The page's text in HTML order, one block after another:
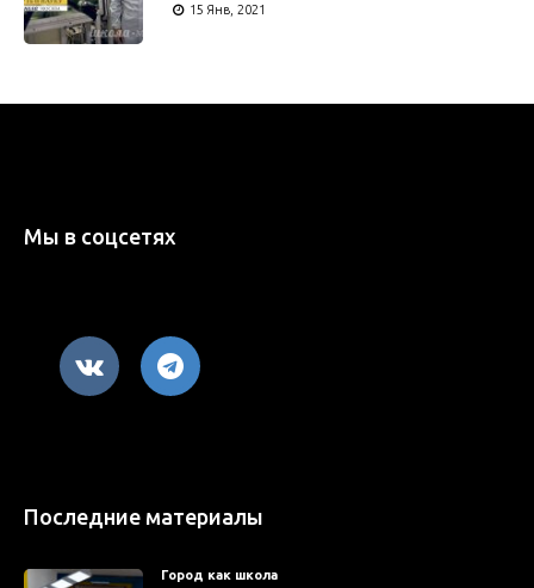
15 Янв, 2021
Мы в соцсетях
Последние материалы
Город как школа